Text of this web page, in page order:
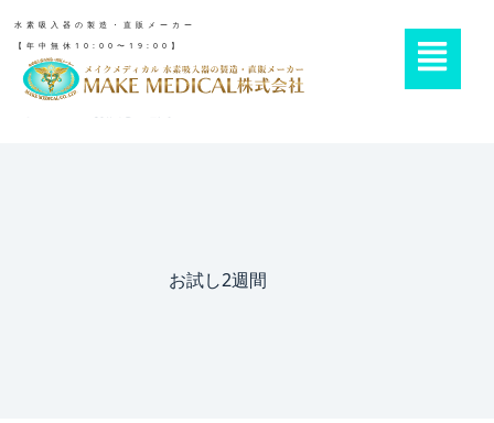
水素吸入器の製造・直販メーカー
【年中無休10:00〜19:00】
お試し2週間